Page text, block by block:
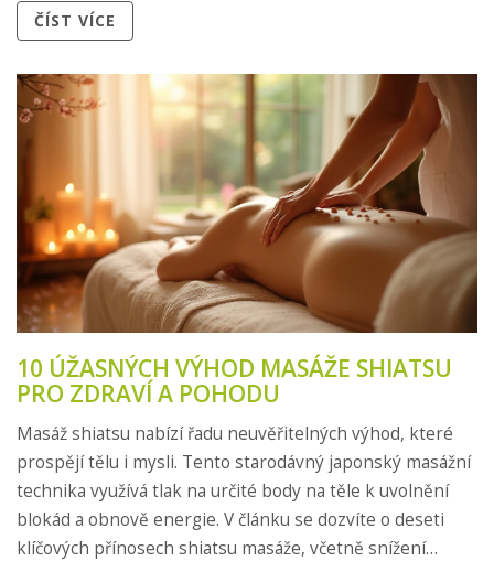
ČÍST VÍCE
10 ÚŽASNÝCH VÝHOD MASÁŽE SHIATSU
PRO ZDRAVÍ A POHODU
Masáž shiatsu nabízí řadu neuvěřitelných výhod, které
prospějí tělu i mysli. Tento starodávný japonský masážní
technika využívá tlak na určité body na těle k uvolnění
blokád a obnově energie. V článku se dozvíte o deseti
klíčových přínosech shiatsu masáže, včetně snížení